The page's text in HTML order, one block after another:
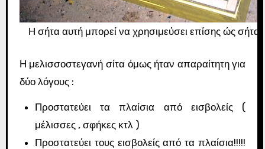
Η σήτα αυτή μπορεί να χρησιμεύσει επίσης ώς σήτα
Η μελισσοστεγανή σίτα όμως ήταν απαραίτητη για
δύο λόγους :
Προστατεύει τα πλαίσια από εισβολείς (
μέλισσες , σφήκες κτλ )
Προστατεύει τους εισβολείς από τα πλαίσια!!!!!